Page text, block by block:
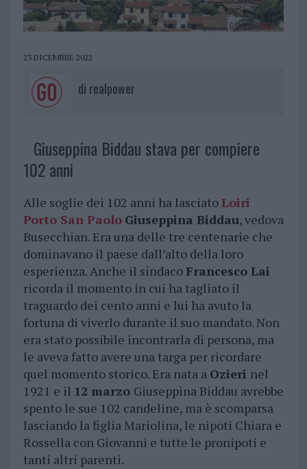
23 DICEMBRE 2022
di realpower
Giuseppina Biddau stava per compiere
102 anni
Alle soglie dei 102 anni ha lasciato Loiri
Porto San Paolo Giuseppina Biddau, vedova
Busecchian. Era una delle tre centenarie che
dominavano il paese dall’alto della loro
esperienza. Anche il sindaco Francesco Lai
ricorda il momento in cui ha tagliato il
traguardo dei cento anni e lui ha avuto la
fortuna di viverlo durante il suo mandato. Non
era stato possibile incontrarla di persona, ma
le aveva fatto avere una targa per ricordare
quel momento storico. Era nata a Ozieri nel
1921 e il 12 marzo Giuseppina Biddau avrebbe
spento le sue 102 candeline, ma è scomparsa
lasciando la figlia Mariolina, le nipoti Chiara e
Rossella con Giovanni e tutte le pronipoti e
tanti altri parenti.